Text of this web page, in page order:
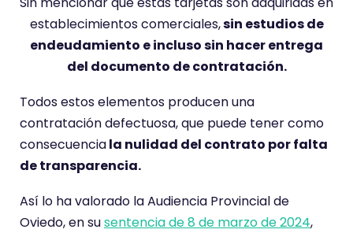
establecimientos comerciales,sin estudios de
endeudamiento e incluso sin hacer entrega
del documento de contratación.
Todos estos elementos producen una
contratación defectuosa, que puede tener como
consecuenciala nulidad del contrato por falta
de transparencia.
Así lo ha valorado la Audiencia Provincial de
Oviedo, en susentencia de 8 de marzo de 2024,